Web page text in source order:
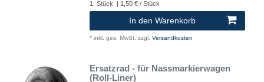
1 Stück | 1,50 € / Stück
In den Warenkorb
* inkl. ges. MwSt. zzgl. Versandkosten
Ersatzrad - für Nassmarkierwagen
(Roll-Liner)